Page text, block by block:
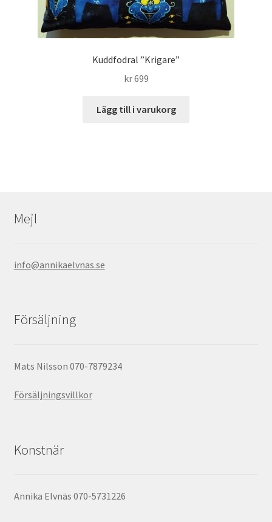
Kuddfodral ”Krigare”
kr699
Lägg till i varukorg
Mejl
info@annikaelvnas.se
Försäljning
Mats Nilsson 070-7879234
Försäljningsvillkor
Konstnär
Annika Elvnäs 070-5731226